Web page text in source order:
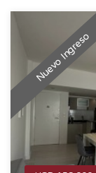
Nuevo Ingreso